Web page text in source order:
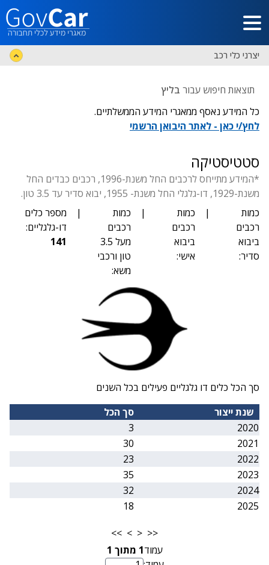
דלג לתוכן הראשי
יצרני כלי רכב
תוצאות חיפוש עבור בליץ
כל המידע נאסף ממאגרי המידע הממשלתיים.
לחץ/י כאן - לאתר היבואן הרשמי
סטטיסטיקה
*המידע מתייחס לרכבים החל משנת-1996, רכבים כבדים החל
משנת-1929, דו-גלגלי החל משנת- 1955, יבוא סדיר עד 3.5 טון.
כמות
רכבים
ביבוא
סדיר:
|
כמות
רכבים
ביבוא
אישי:
|
כמות
רכבים
מעל 3.5
טון ורכבי
משא:
|
מספר כלים
דו-גלגליים:
141
סך הכל כלים דו גלגליים פעילים בכל השנים
שנת ייצור
סך הכל
2020
3
2021
30
2022
23
2023
35
2024
32
2025
18
<<
<
>
>>
עמוד1 מתוך 1